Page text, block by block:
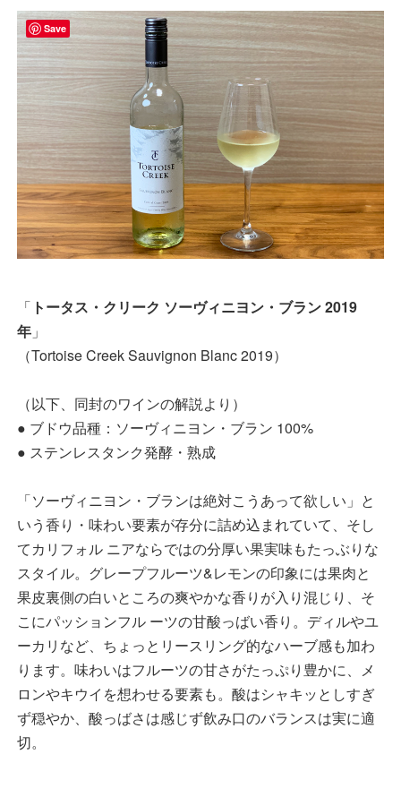
「 トータス・クリーク ソーヴィニヨン・ブラン 2019
年 」
（Tortoise Creek Sauvignon Blanc 2019）
（以下、同封のワインの解説より）
● ブドウ品種：ソーヴィニヨン・ブラン 100%
● ステンレスタンク発酵・熟成
「ソーヴィニヨン・ブランは絶対こうあって欲しい」と
いう香り・味わい要素が存分に詰め込まれていて、そし
てカリフォル ニアならではの分厚い果実味もたっぶりな
スタイル。グレープフルーツ&レモンの印象には果肉と
果皮裏側の白いところの爽やかな香りが入り混じり、そ
こにパッションフル ーツの甘酸っばい香り。ディルやユ
ーカリなど、ちょっとリースリング的なハーブ感も加わ
ります。味わいはフルーツの甘さがたっぷり豊かに、メ
ロンやキウイを想わせる要素も。酸はシャキッとしすぎ
ず穏やか、酸っばさは感じず飲み口のバランスは実に適
切。
Save